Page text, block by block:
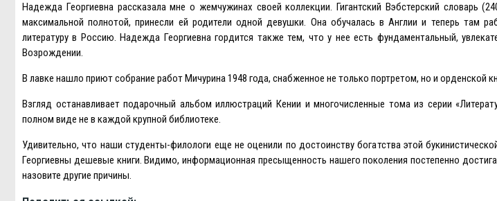
Надежда Георгиевна рассказала мне о жемчужинах своей коллекции. Гигантский Вэбстерский словарь
максимальной полнотой, принесли ей родители одной девушки. Она обучалась в Англии и теперь там
литературу в Россию. Надежда Георгиевна гордится также тем, что у нее есть фундаментальный,
Возрождении.
В лавке нашло приют собрание работ Мичурина 1948 года, снабженное не только портретом, но и орденской
Взгляд останавливает подарочный альбом иллюстраций Кении и многочисленные тома из серии
полном виде не в каждой крупной библиотеке.
Удивительно, что наши студенты-филологи еще не оценили по достоинству богатства этой
Георгиевны дешевые книги. Видимо, информационная пресыщенность нашего поколения постепенно
назовите другие причины.